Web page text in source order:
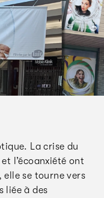
La crise du
l’écoanxiété ont
se tourne vers
liée à des